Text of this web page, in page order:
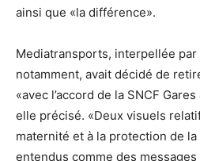
ainsi que «la différence».
Mediatransports, interpellée par
notamment, avait décidé de
«avec l’accord de la SNCF
elle précisé. «Deux visuels
maternité et à la protection de
entendus comme des